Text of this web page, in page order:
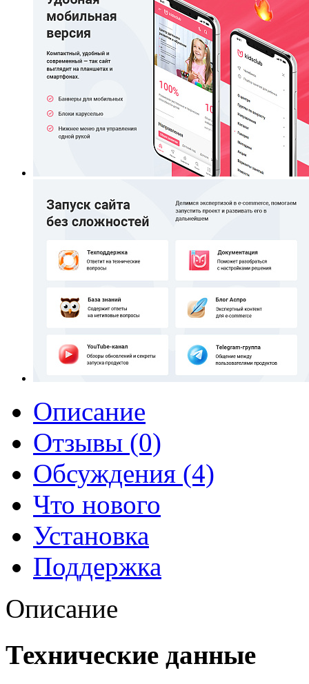
Описание
Отзывы (0)
Обсуждения (4)
Что нового
Установка
Поддержка
Описание
Технические данные